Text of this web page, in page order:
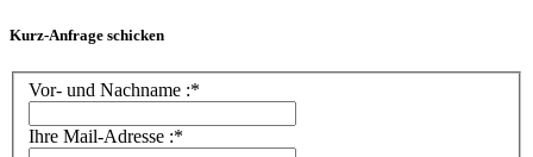
Kurz-Anfrage schicken
Vor- und Nachname :*
Ihre Mail-Adresse :*